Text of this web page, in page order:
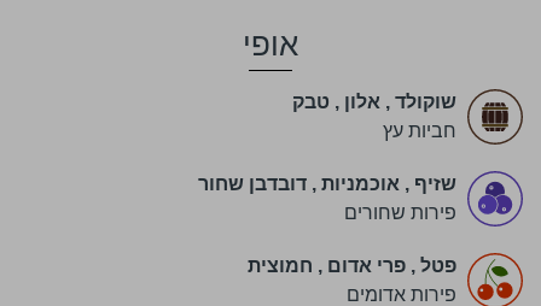
אופי
שוקולד , אלון , טבק
חביות עץ
שזיף , אוכמניות , דובדבן שחור
פירות שחורים
פטל , פרי אדום , חמוצית
פירות אדומים